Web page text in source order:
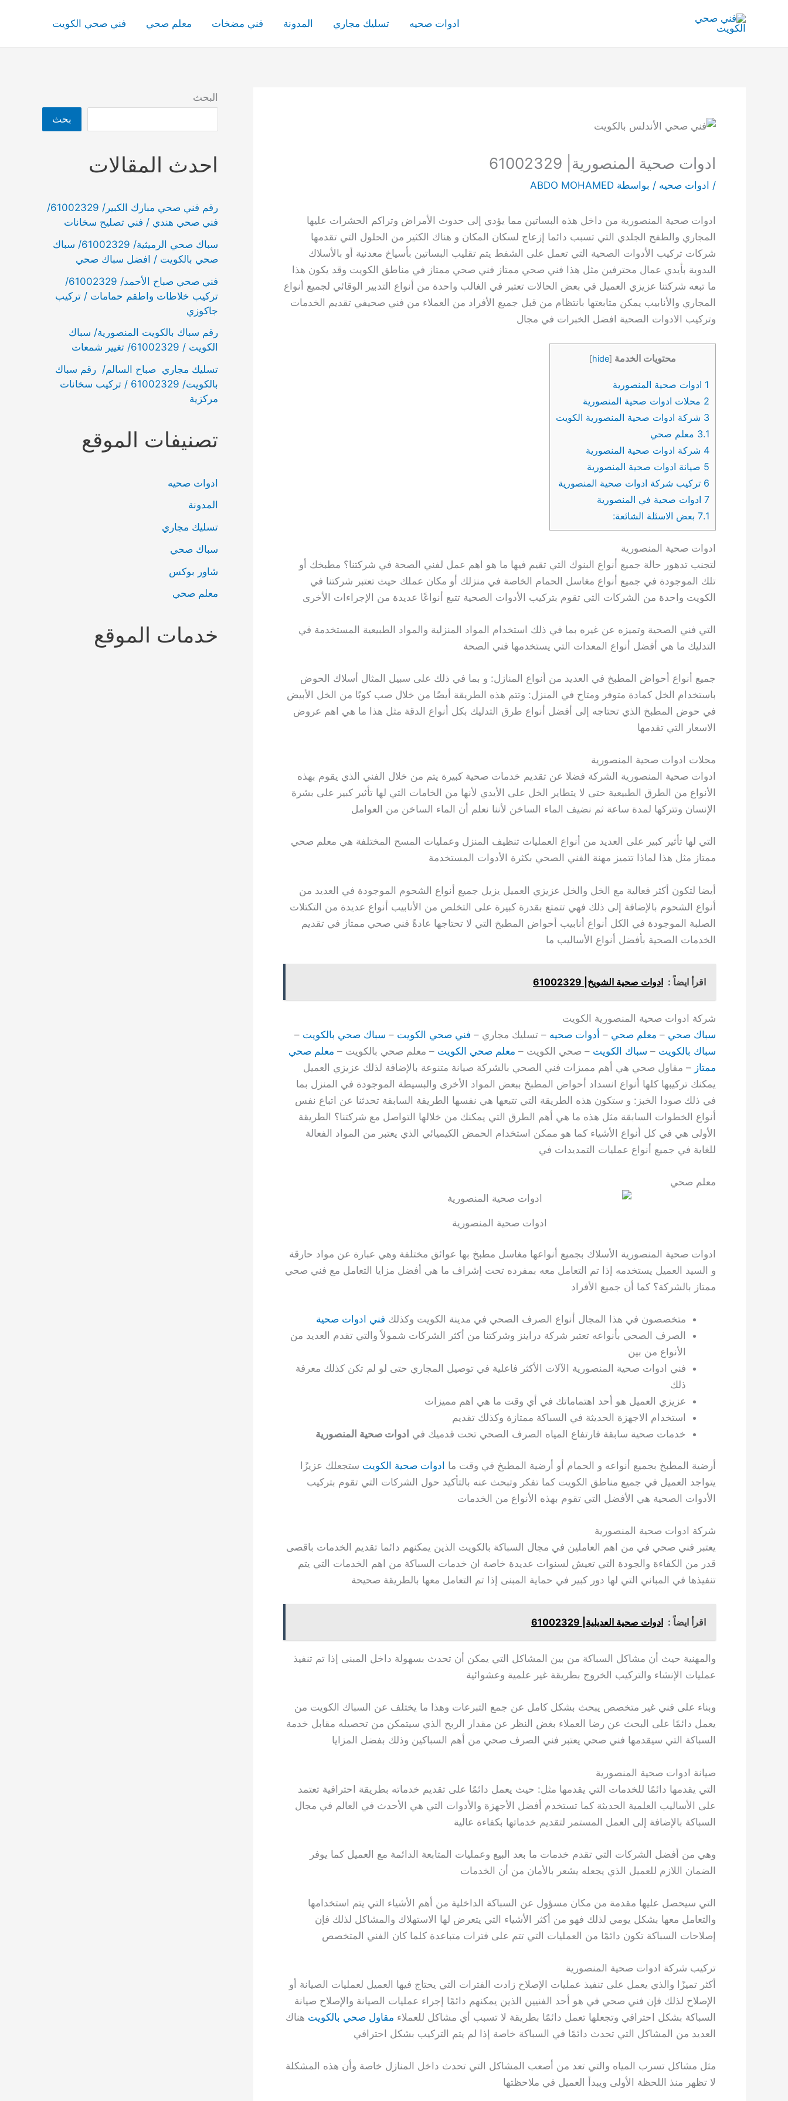
ادوات صحيه تسليك مجاري المدونة فني مضخات معلم صحي فني صحي الكويت
ادوات صحية المنصورية| 61002329
/ ادوات صحيه / بواسطة ABDO MOHAMED
ادوات صحية المنصورية من داخل هذه البساتين مما يؤدي إلى حدوث الأمراض وتراكم الحشرات عليها
المجاري والطفح الجلدي التي تسبب دائما إزعاج لسكان المكان و هناك الكثير من الحلول التي تقدمها
شركات تركيب الأدوات الصحية التي تعمل على الشفط يتم تقليب البساتين بأسياخ معدنية أو بالأسلاك
اليدوية بأيدي عمال محترفين مثل هذا فني صحي ممتاز فني صحي ممتاز في مناطق الكويت وقد يكون هذا
ما تبعه شركتنا عزيزي العميل في بعض الحالات تعتبر في الغالب واحدة من أنواع التدبير الوقائي لجميع أنواع
المجاري والأنابيب يمكن متابعتها بانتظام من قبل جميع الأفراد من العملاء من فني صحيفي تقديم الخدمات
وتركيب الادوات الصحية افضل الخبرات في مجال
محتويات الخدمة [
hide
]
1 ادوات صحية المنصورية
2 محلات ادوات صحية المنصورية
3 شركة ادوات صحية المنصورية الكويت
3.1 معلم صحي
4 شركة ادوات صحية المنصورية
5 صيانة ادوات صحية المنصورية
6 تركيب شركة ادوات صحية المنصورية
7 ادوات صحية في المنصورية
7.1 بعض الاسئلة الشائعة:
ادوات صحية المنصورية
لتجنب تدهور حالة جميع أنواع البنوك التي تقيم فيها ما هو اهم عمل لفني الصحة في شركتنا؟ مطبخك أو
تلك الموجودة في جميع أنواع مغاسل الحمام الخاصة في منزلك أو مكان عملك حيث تعتبر شركتنا في
الكويت واحدة من الشركات التي تقوم بتركيب الأدوات الصحية تتبع أنواعًا عديدة من الإجراءات الأخرى
التي فني الصحية وتميزه عن غيره بما في ذلك استخدام المواد المنزلية والمواد الطبيعية المستخدمة في
التدليك ما هي أفضل أنواع المعدات التي يستخدمها فني الصحة
جميع أنواع أحواض المطبخ في العديد من أنواع المنازل: و بما في ذلك على سبيل المثال أسلاك الحوض
باستخدام الخل كمادة متوفر ومتاح في المنزل: وتتم هذه الطريقة أيضًا من خلال صب كوبًا من الخل الأبيض
في حوض المطبخ الذي تحتاجه إلى أفضل أنواع طرق التدليك بكل أنواع الدقة مثل هذا ما هي اهم عروض
الاسعار التي تقدمها
محلات ادوات صحية المنصورية
ادوات صحية المنصورية الشركة فضلا عن تقديم خدمات صحية كبيرة يتم من خلال الفني الذي يقوم بهذه
الأنواع من الطرق الطبيعية حتى لا يتطاير الخل على الأيدي لأنها من الخامات التي لها تأثير كبير على بشرة
الإنسان وتتركها لمدة ساعة ثم نضيف الماء الساخن لأننا نعلم أن الماء الساخن من العوامل
التي لها تأثير كبير على العديد من أنواع العمليات تنظيف المنزل وعمليات المسح المختلفة هي معلم صحي
ممتاز مثل هذا لماذا تتميز مهنة الفني الصحي بكثرة الأدوات المستخدمة
أيضا لتكون أكثر فعالية مع الخل والخل عزيزي العميل يزيل جميع أنواع الشحوم الموجودة في العديد من
أنواع الشحوم بالإضافة إلى ذلك فهي تتمتع بقدرة كبيرة على التخلص من الأنابيب أنواع عديدة من التكتلات
الصلبة الموجودة في الكل أنواع أنابيب أحواض المطبخ التي لا تحتاجها عادةً فني صحي ممتاز في تقديم
الخدمات الصحية بأفضل أنواع الأساليب ما
اقرأ ايضاً : ادوات صحية الشويخ| 61002329
شركة ادوات صحية المنصورية الكويت
سباك صحي – معلم صحي – أدوات صحيه – تسليك مجاري – فني صحي الكويت – سباك صحي بالكويت –
سباك بالكويت – سباك الكويت – صحي الكويت – معلم صحي الكويت – معلم صحي بالكويت – معلم صحي
ممتاز – مقاول صحي هي أهم مميزات فني الصحي بالشركة صيانة متنوعة بالإضافة لذلك عزيزي العميل
يمكنك تركيبها كلها أنواع انسداد أحواض المطبخ ببعض المواد الأخرى والبسيطة الموجودة في المنزل بما
في ذلك صودا الخبز: و ستكون هذه الطريقة التي تتبعها هي نفسها الطريقة السابقة تحدثنا عن اتباع نفس
أنواع الخطوات السابقة مثل هذه ما هي أهم الطرق التي يمكنك من خلالها التواصل مع شركتنا؟ الطريقة
الأولى هي في كل أنواع الأشياء كما هو ممكن استخدام الحمض الكيميائي الذي يعتبر من المواد الفعالة
للغاية في جميع أنواع عمليات التمديدات في
معلم صحي
ادوات صحية المنصورية
ادوات صحية المنصورية الأسلاك بجميع أنواعها مغاسل مطبخ بها عوائق مختلفة وهي عبارة عن مواد حارقة
و السيد العميل يستخدمه إذا تم التعامل معه بمفرده تحت إشراف ما هي أفضل مزايا التعامل مع فني صحي
ممتاز بالشركة؟ كما أن جميع الأفراد
متخصصون في هذا المجال أنواع الصرف الصحي في مدينة الكويت وكذلك فني ادوات صحية
الصرف الصحي بأنواعه تعتبر شركة دراينز وشركتنا من أكثر الشركات شمولاً والتي تقدم العديد من
الأنواع من بين
فني ادوات صحية المنصورية الآلات الأكثر فاعلية في توصيل المجاري حتى لو لم تكن كذلك معرفة
ذلك
عزيزي العميل هو أحد اهتماماتك في أي وقت ما هي اهم مميزات
استخدام الاجهزة الحديثة في السباكة ممتازة وكذلك تقديم
خدمات صحية سابقة فارتفاع المياه الصرف الصحي تحت قدميك في ادوات صحية المنصورية
أرضية المطبخ بجميع أنواعه و الحمام أو أرضية المطبخ في وقت ما ادوات صحية الكويت ستجعلك عزيزًا
يتواجد العميل في جميع مناطق الكويت كما تفكر وتبحث عنه بالتأكيد حول الشركات التي تقوم بتركيب
الأدوات الصحية هي الأفضل التي تقوم بهذه الأنواع من الخدمات
شركة ادوات صحية المنصورية
يعتبر فني صحي في من اهم العاملين في مجال السباكة بالكويت الذين يمكنهم دائما تقديم الخدمات باقصى
قدر من الكفاءة والجودة التي تعيش لسنوات عديدة خاصة ان خدمات السباكة من اهم الخدمات التي يتم
تنفيذها في المباني التي لها دور كبير في حماية المبنى إذا تم التعامل معها بالطريقة صحيحة
اقرأ ايضاً : ادوات صحية العديلية| 61002329
والمهنية حيث أن مشاكل السباكة من بين المشاكل التي يمكن أن تحدث بسهولة داخل المبنى إذا تم تنفيذ
عمليات الإنشاء والتركيب الخروج بطريقة غير علمية وعشوائية
وبناء على فني غير متخصص يبحث بشكل كامل عن جمع التبرعات وهذا ما يختلف عن السباك الكويت من
يعمل دائمًا على البحث عن رضا العملاء بغض النظر عن مقدار الربح الذي سيتمكن من تحصيله مقابل خدمة
السباكة التي سيقدمها فني صحي يعتبر فني الصرف صحي من أهم السباكين وذلك بفضل المزايا
صيانة ادوات صحية المنصورية
التي يقدمها دائمًا للخدمات التي يقدمها مثل: حيث يعمل دائمًا على تقديم خدماته بطريقة احترافية تعتمد
على الأساليب العلمية الحديثة كما تستخدم أفضل الأجهزة والأدوات التي هي الأحدث في العالم في مجال
السباكة بالإضافة إلى العمل المستمر لتقديم خدماتها بكفاءة عالية
وهي من أفضل الشركات التي تقدم خدمات ما بعد البيع وعمليات المتابعة الدائمة مع العميل كما يوفر
الضمان اللازم للعميل الذي يجعله يشعر بالأمان من أن الخدمات
التي سيحصل عليها مقدمة من مكان مسؤول عن السباكة الداخلية من أهم الأشياء التي يتم استخدامها
والتعامل معها بشكل يومي لذلك فهو من أكثر الأشياء التي يتعرض لها الاستهلاك والمشاكل لذلك فإن
إصلاحات السباكة تكون دائمًا من العمليات التي تتم على فترات متباعدة كلما كان الفني المتخصص
تركيب شركة ادوات صحية المنصورية
أكثر تميزًا والذي يعمل على تنفيذ عمليات الإصلاح زادت الفترات التي يحتاج فيها العميل لعمليات الصيانة أو
الإصلاح لذلك فإن فني صحي في هو أحد الفنيين الذين يمكنهم دائمًا إجراء عمليات الصيانة والإصلاح صيانة
السباكة بشكل احترافي وتجعلها تعمل دائمًا بطريقة لا تسبب أي مشاكل للعملاء مقاول صحي بالكويت هناك
العديد من المشاكل التي تحدث دائمًا في السباكة خاصة إذا لم يتم التركيب بشكل احترافي
مثل مشاكل تسرب المياه والتي تعد من أصعب المشاكل التي تحدث داخل المنازل خاصة وأن هذه المشكلة
لا تظهر منذ اللحظة الأولى ويبدأ العميل في ملاحظتها
البحث
بحث
احدث المقالات
رقم فني صحي مبارك الكبير/ 61002329/
فني صحي هندي / فني تصليح سخانات
سباك صحي الرميثية/ 61002329/ سباك
صحي بالكويت / افضل سباك صحي
فني صحي صباح الأحمد/ 61002329/
تركيب خلاطات واطقم حمامات / تركيب
جاكوزي
رقم سباك بالكويت المنصورية/ سباك
الكويت / 61002329/ تغيير شمعات
تسليك مجاري صباح السالم/ رقم سباك
بالكويت/ 61002329 / تركيب سخانات
مركزية
تصنيفات الموقع
ادوات صحيه
المدونة
تسليك مجاري
سباك صحي
شاور بوكس
معلم صحي
خدمات الموقع